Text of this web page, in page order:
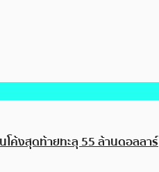
โค้งสุดท้ายทะลุ 55 ล้านดอลลาร์